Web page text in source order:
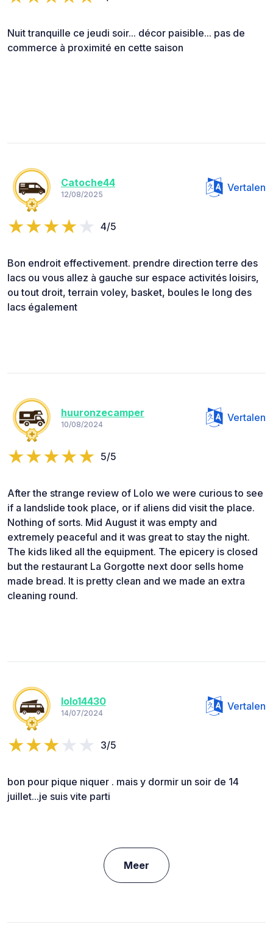
Nuit tranquille ce jeudi soir... décor paisible... pas de
commerce à proximité en cette saison
Catoche44
12/08/2025
Vertalen
4/5
Bon endroit effectivement. prendre direction terre des
lacs ou vous allez à gauche sur espace activités loisirs,
ou tout droit, terrain voley, basket, boules le long des
lacs également
huuronzecamper
10/08/2024
Vertalen
5/5
After the strange review of Lolo we were curious to see
if a landslide took place, or if aliens did visit the place.
Nothing of sorts. Mid August it was empty and
extremely peaceful and it was great to stay the night.
The kids liked all the equipment. The epicery is closed
but the restaurant La Gorgotte next door sells home
made bread. It is pretty clean and we made an extra
cleaning round.
lolo14430
14/07/2024
Vertalen
3/5
bon pour pique niquer . mais y dormir un soir de 14
juillet...je suis vite parti
Meer